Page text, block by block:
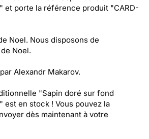
et porte la référence produit "CARD-
Noel. Nous disposons de
Noel.
Alexandr Makarov.
"Sapin doré sur fond
est en stock ! Vous pouvez la
dès maintenant à votre